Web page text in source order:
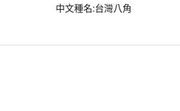
中文種名:台灣八角